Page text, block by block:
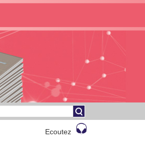
Ecoutez